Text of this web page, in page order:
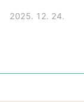
2025. 12. 24.